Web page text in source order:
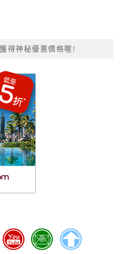
得神秘優惠價格喔!